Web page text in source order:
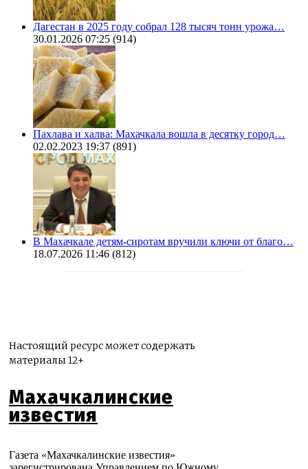
Дагестан в 2025 году собрал 128 тысяч тонн урожа…
30.01.2026 07:25 (914)
Пахлава и халва: Махачкала вошла в десятку город…
02.02.2023 19:37 (891)
В Махачкале детям-сиротам вручили ключи от благо…
18.07.2026 11:46 (812)
Настоящий ресурс может содержать
материалы 12+
Махачкалинские
известия
Газета «Махачкалинские известия»